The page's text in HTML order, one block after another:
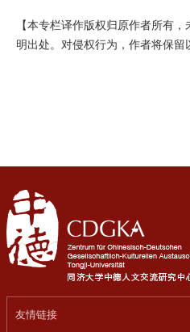
【本专栏译作版权归原作者所有
明出处。对侵权行为，作者将保留
友情链接